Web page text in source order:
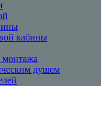
кабины
монтажа
душем